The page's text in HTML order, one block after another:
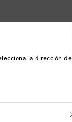
la dirección de